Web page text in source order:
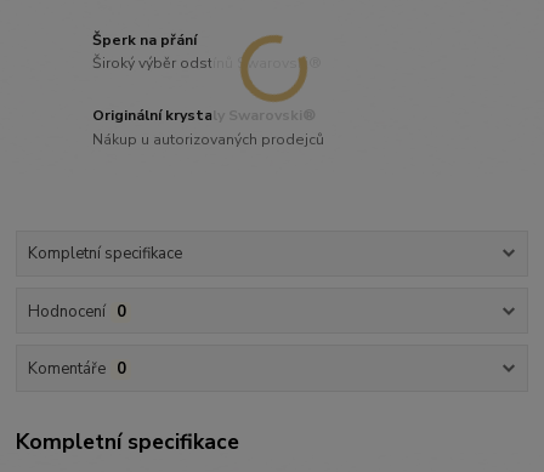
Šperk na přání
Široký výběr odstínů Swarovski®
Originální krystaly Swarovski®
Nákup u autorizovaných prodejců
Kompletní specifikace
Hodnocení 0
Komentáře 0
Kompletní specifikace